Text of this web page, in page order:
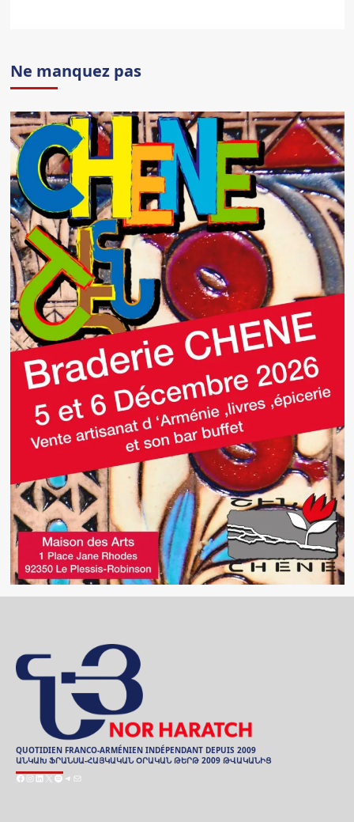
Ne manquez pas
QUOTIDIEN FRANCO-ARMÉNIEN INDÉPENDANT DEPUIS 2009
ԱՆԿԱԽ ՖՐԱՆՍԱ-ՀԱՅԿԱԿԱՆ ՕՐԱԿԱՆ ԹԵՐԹ 2009 ԹՎԱԿԱՆԻՑ
Facebook
Instagram
LinkedIn
X SpotifyTelegram
Mail